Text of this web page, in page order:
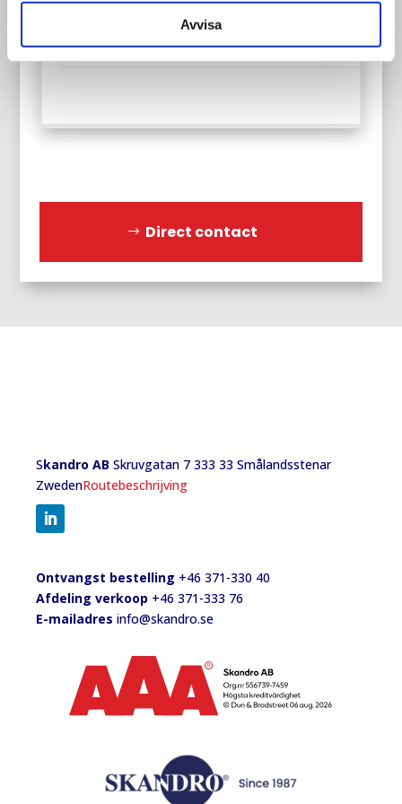
Avvisa
9st
Direct contact
Skandro AB Skruvgatan 7 333 33 Smålandsstenar
ZwedenRoutebeschrijving
Ontvangst bestelling +46 371-330 40
Afdeling verkoop +46 371-333 76
E-mailadres info@skandro.se